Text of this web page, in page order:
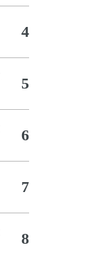
4
5
6
7
8